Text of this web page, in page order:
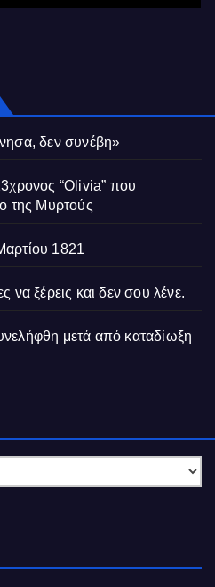
δεν συνέβη»
“Olivia” που
της Μυρτούς
1821
ξέρεις και δεν σου λένε.
μετά από καταδίωξη